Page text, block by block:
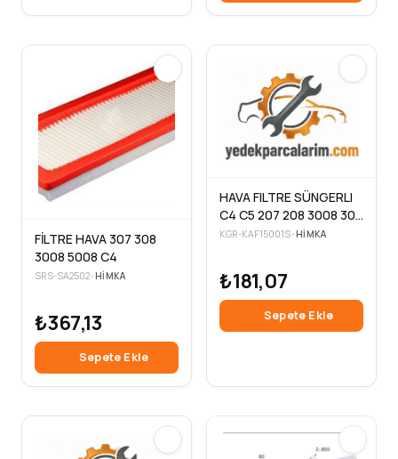
FİLTRE HAVA 307 308
3008 5008 C4
SRS-SA2502•HIMKA
₺367,13
Sepete Ekle
HAVA FILTRE SÜNGERLI
C4 C5 207 208 3008 308
508 1.6 HDI 1.6 THP 04>
KGR-KAF15001S•HIMKA
₺181,07
Sepete Ekle